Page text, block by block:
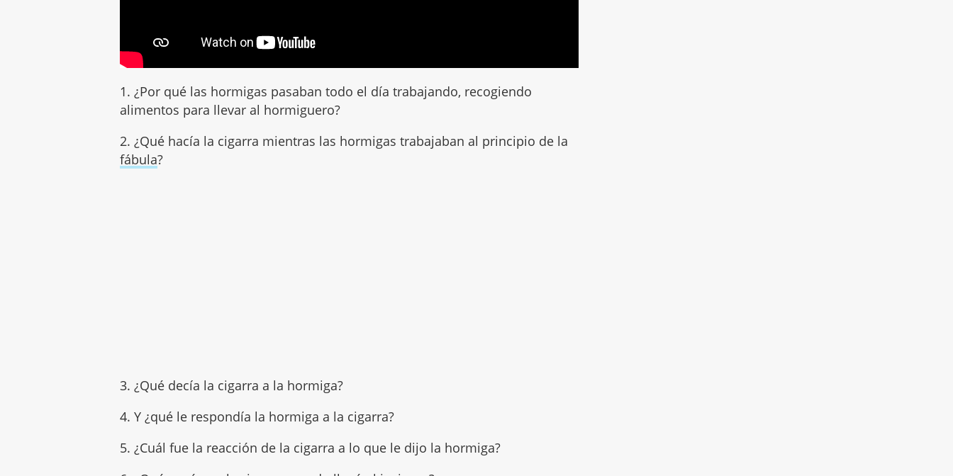
1. ¿Por qué las hormigas pasaban todo el día trabajando, recogiendo
alimentos para llevar al hormiguero?
2. ¿Qué hacía la cigarra mientras las hormigas trabajaban al principio de la
fábula?
3. ¿Qué decía la cigarra a la hormiga?
4. Y ¿qué le respondía la hormiga a la cigarra?
5. ¿Cuál fue la reacción de la cigarra a lo que le dijo la hormiga?